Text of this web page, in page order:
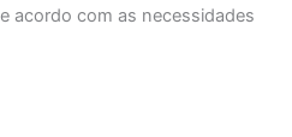
acordo com as necessidades